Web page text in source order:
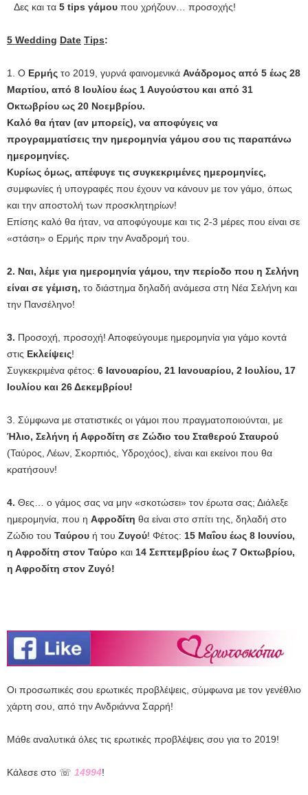
Δες και τα 5 tips γάμου που χρήζουν… προσοχής!
5 Wedding Date Tips:
1. Ο Ερμής το 2019, γυρνά φαινομενικά Ανάδρομος από 5 έως 28
Μαρτίου, από 8 Ιουλίου έως 1 Αυγούστου και από 31
Οκτωβρίου ως 20 Νοεμβρίου.
Καλό θα ήταν (αν μπορείς), να αποφύγεις να
προγραμματίσεις την ημερομηνία γάμου σου τις παραπάνω
ημερομηνίες.
Κυρίως όμως, απέφυγε τις συγκεκριμένες ημερομηνίες,
συμφωνίες ή υπογραφές που έχουν να κάνουν με τον γάμο, όπως
και την αποστολή των προσκλητηρίων!
Επίσης καλό θα ήταν, να αποφύγουμε και τις 2-3 μέρες που είναι σε
«στάση» ο Ερμής πριν την Αναδρομή του.
2. Ναι, λέμε για ημερομηνία γάμου, την περίοδο που η Σελήνη
είναι σε γέμιση, το διάστημα δηλαδή ανάμεσα στη Νέα Σελήνη και
την Πανσέληνο!
3. Προσοχή, προσοχή! Αποφεύγουμε ημερομηνία για γάμο κοντά
στις Εκλείψεις!
Συγκεκριμένα φέτος: 6 Ιανουαρίου, 21 Ιανουαρίου, 2 Ιουλίου, 17
Ιουλίου και 26 Δεκεμβρίου!
3. Σύμφωνα με στατιστικές οι γάμοι που πραγματοποιούνται, με
Ήλιο, Σελήνη ή Αφροδίτη σε Ζώδιο του Σταθερού Σταυρού
(Ταύρος, Λέων, Σκορπιός, Υδροχόος), είναι και εκείνοι που θα
κρατήσουν!
4. Θες… ο γάμος σας να μην «σκοτώσει» τον έρωτα σας; Διάλεξε
ημερομηνία, που η Αφροδίτη θα είναι στο σπίτι της, δηλαδή στο
Ζώδιο του Ταύρου ή του Ζυγού! Φέτος: 15 Μαΐου έως 8 Ιουνίου,
η Αφροδίτη στον Ταύρο και 14 Σεπτεμβρίου έως 7 Οκτωβρίου,
η Αφροδίτη στον Ζυγό!
Οι προσωπικές σου ερωτικές προβλέψεις, σύμφωνα με τον γενέθλιο
χάρτη σου, από την Ανδριάννα Σαρρή!
Μάθε αναλυτικά όλες τις ερωτικές προβλέψεις σου για το 2019!
Κάλεσε στο ☏ 14994!